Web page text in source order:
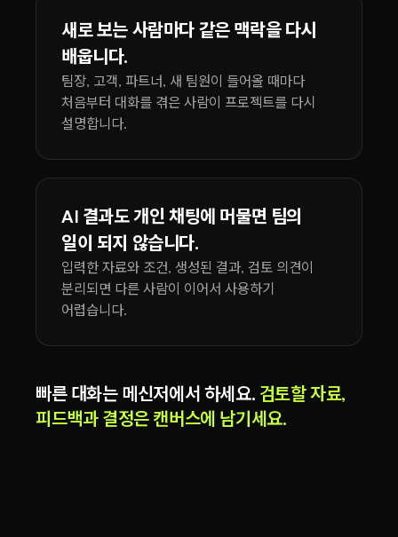
새로 보는 사람마다 같은 맥락을 다시
배웁니다.
팀장, 고객, 파트너, 새 팀원이 들어올 때마다
처음부터 대화를 겪은 사람이 프로젝트를 다시
설명합니다.
AI 결과도 개인 채팅에 머물면 팀의
일이 되지 않습니다.
입력한 자료와 조건, 생성된 결과, 검토 의견이
분리되면 다른 사람이 이어서 사용하기
어렵습니다.
빠른 대화는 메신저에서 하세요. 검토할 자료,
피드백과 결정은 캔버스에 남기세요.